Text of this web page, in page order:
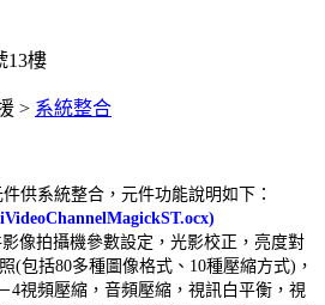
13樓
> 系統整合
供系統整合，元件功能說明如下：
像拍攝機參數設定，光影校正，亮度對
(包括80多種圖像格式、 10種壓縮方式) ，
4視頻壓縮，音頻壓縮，視訊白平衡，視